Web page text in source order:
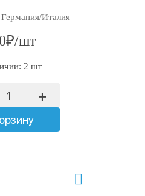
Италия
шт
2 шт
+